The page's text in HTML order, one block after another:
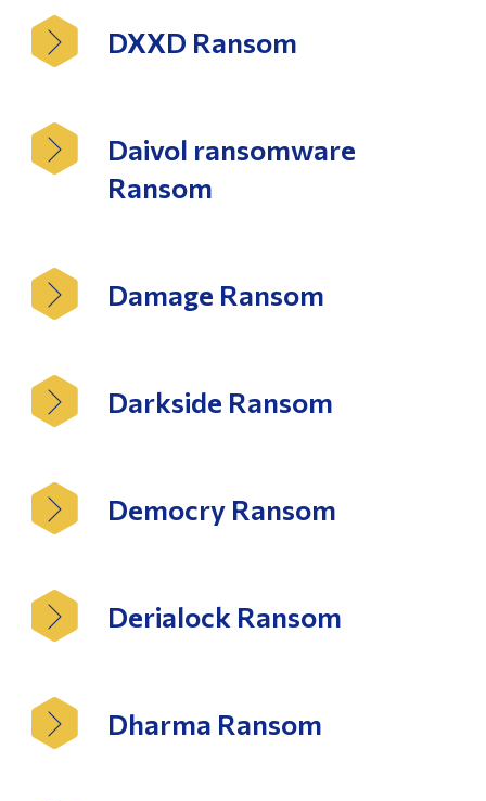
DXXD Ransom
Daivol ransomware
Ransom
Damage Ransom
Darkside Ransom
Democry Ransom
Derialock Ransom
Dharma Ransom